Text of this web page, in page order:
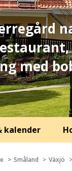
med
kalender
Småland Växjö